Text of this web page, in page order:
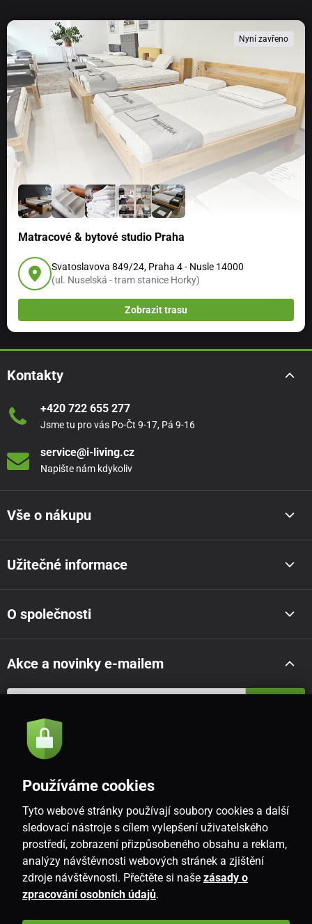
Nyní zavřeno
Matracové & bytové studio Praha
Svatoslavova 849/24, Praha 4 - Nusle 14000
(ul. Nuselská - tram stanice Horky)
Zobrazit trasu
Kontakty
+420 722 655 277
Jsme tu pro vás Po-Čt 9-17, Pá 9-16
service@i-living.cz
Napište nám kdykoliv
Vše o nákupu
Užitečné informace
O společnosti
Akce a novinky e-mailem
Souhlasím se
CZ
Používáme cookies
Tyto webové stránky používají soubory cookies a další
sledovací nástroje s cílem vylepšení uživatelského
prostředí, zobrazení přizpůsobeného obsahu a reklam,
analýzy návštěvnosti webových stránek a zjištění
zdroje návštěvnosti. Přečtěte si naše zásady o
zpracování osobních údajů.